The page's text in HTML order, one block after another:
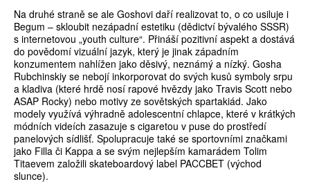
Na druhé straně se ale Goshovi daří realizovat to, o co usiluje i
Begum – skloubit nezápadní estetiku (dědictví bývalého SSSR)
s internetovou „youth culture“. Přináší pozitivní aspekt a dostává
do povědomí vizuální jazyk, který je jinak západním
konzumentem nahlížen jako děsivý, neznámý a nízký. Gosha
Rubchinskiy se nebojí inkorporovat do svých kusů symboly srpu
a kladiva (které hrdě nosí rapové hvězdy jako Travis Scott nebo
ASAP Rocky) nebo motivy ze sovětských spartakiád. Jako
modely využívá výhradně adolescentní chlapce, které v krátkých
módních videích zasazuje s cigaretou v puse do prostředí
panelových sídlišť. Spolupracuje také se sportovními značkami
jako Filla či Kappa a se svým nejlepším kamarádem Tolim
Titaevem založili skateboardový label PACCBET (východ
slunce).